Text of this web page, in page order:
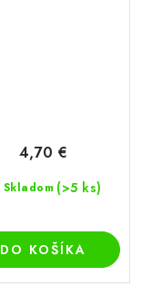
Skladom (>5 ks)
4,70 €
DO KOŠÍKA